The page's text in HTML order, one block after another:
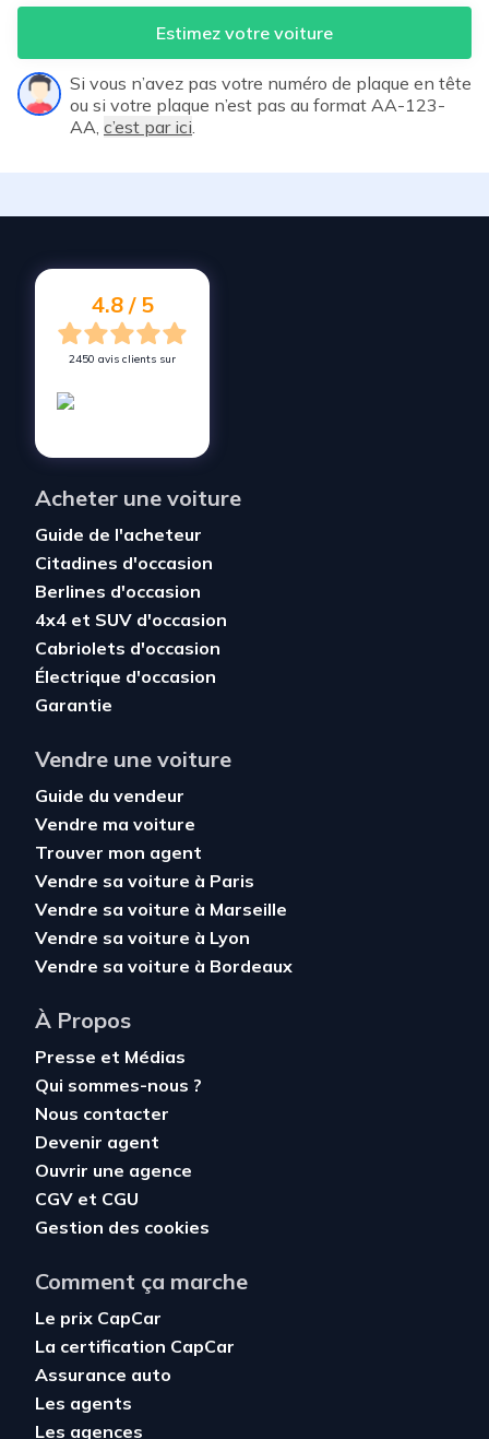
Estimez votre voiture
Si vous n’avez pas votre numéro de plaque en tête
ou si votre plaque n’est pas au format AA-123-
AA, c’est par ici.
4.8 / 5
2450 avis clients sur
Acheter une voiture
Guide de l'acheteur
Citadines d'occasion
Berlines d'occasion
4x4 et SUV d'occasion
Cabriolets d'occasion
Électrique d'occasion
Garantie
Vendre une voiture
Guide du vendeur
Vendre ma voiture
Trouver mon agent
Vendre sa voiture à Paris
Vendre sa voiture à Marseille
Vendre sa voiture à Lyon
Vendre sa voiture à Bordeaux
À Propos
Presse et Médias
Qui sommes-nous ?
Nous contacter
Devenir agent
Ouvrir une agence
CGV et CGU
Gestion des cookies
Comment ça marche
Le prix CapCar
La certification CapCar
Assurance auto
Les agents
Les agences